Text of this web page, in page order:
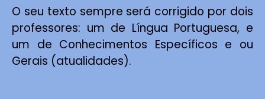
O seu texto sempre será corrigido por dois
professores: um de Língua Portuguesa, e
um de Conhecimentos Específicos e ou
Gerais (atualidades).